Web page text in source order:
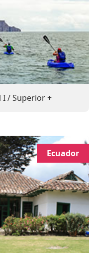
I / Superior +
Ecuador